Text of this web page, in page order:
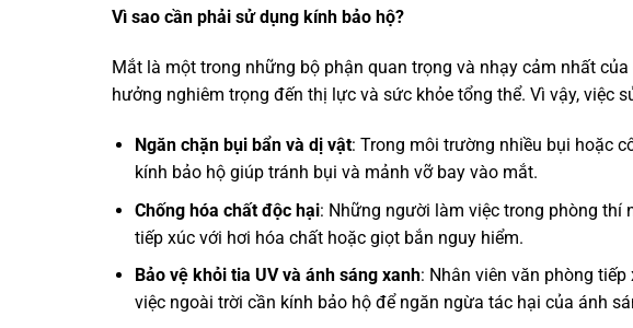
Vì sao cần phải sử dụng kính bảo hộ?
Mắt là một trong những bộ phận quan trọng và nhạy cảm nhất
hưởng nghiêm trọng đến thị lực và sức khỏe tổng thể. Vì vậy, việc
Ngăn chặn bụi bẩn và dị vật: Trong môi trường nhiều bụi hoặc
kính bảo hộ giúp tránh bụi và mảnh vỡ bay vào mắt.
Chống hóa chất độc hại: Những người làm việc trong phòng thí
tiếp xúc với hơi hóa chất hoặc giọt bắn nguy hiểm.
Bảo vệ khỏi tia UV và ánh sáng xanh: Nhân viên văn phòng
việc ngoài trời cần kính bảo hộ để ngăn ngừa tác hại của ánh